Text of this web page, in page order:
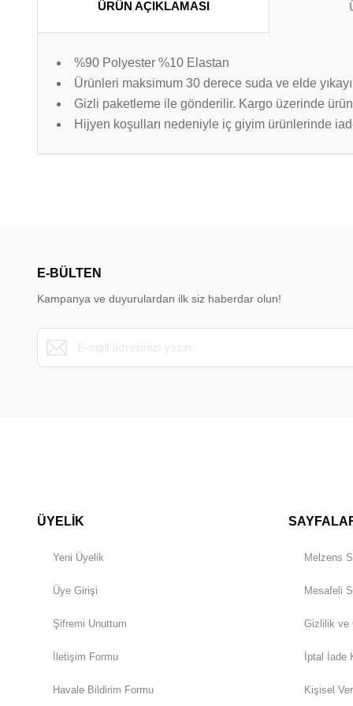
ÜRÜN AÇIKLAMASI
%90 Polyester %10 Elastan
Ürünleri maksimum 30 derece suda ve elde
Gizli paketleme ile gönderilir. Kargo üzerinde
Hijyen koşulları nedeniyle iç giyim ürünlerinde
Ürün açıklamasında eksik bilgiler bulunuyor.
Ürün bilgilerinde hatalar bulunuyor.
Bu ürüne benzer farklı alternatifler olmalı.
E-BÜLTEN
Kampanya ve duyurulardan ilk siz haberdar olun!
ÜYELİK
Yeni Üyelik
Üye Girişi
Şifremi Unuttum
İletişim Formu
Havale Bildirim Formu
Melzens
Mesafeli
Gizlilik ve
İptal İade
Kişisel